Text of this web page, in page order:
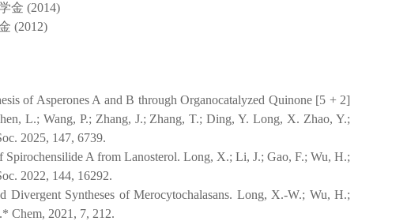
金 (2014)
(2012)
of Asperones A and B through Organocatalyzed Quinone [5 + 2]
L.; Wang, P.; Zhang, J.; Zhang, T.; Ding, Y. Long, X. Zhao, Y.;
2025, 147, 6739.
Spirochensilide A from Lanosterol. Long, X.; Li, J.; Gao, F.; Wu, H.;
2022, 144, 16292.
Divergent Syntheses of Merocytochalasans. Long, X.-W.; Wu, H.;
Chem, 2021, 7, 212.